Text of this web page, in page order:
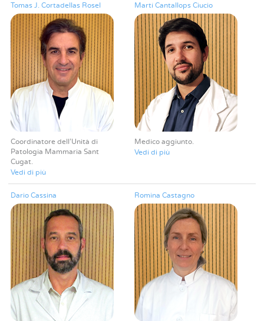
Tomas J. Cortadellas Rosel
Coordinatore dell'Unità di
Patologia Mammaria Sant
Cugat
Vedi di più
Martí Cantallops Ciucio
Medico aggiunto
Vedi di più
Dario Cassina Romina Castagno